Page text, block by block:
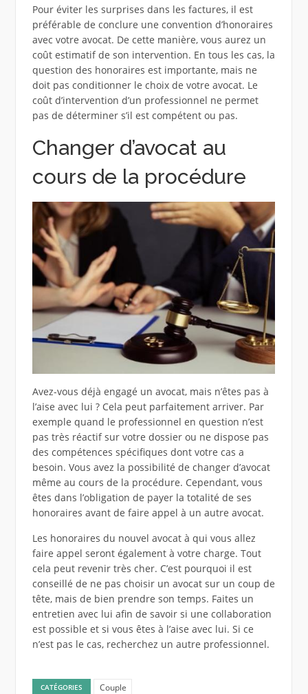
Pour éviter les surprises dans les factures, il est
préférable de conclure une convention d’honoraires
avec votre avocat. De cette manière, vous aurez un
coût estimatif de son intervention. En tous les cas, la
question des honoraires est importante, mais ne
doit pas conditionner le choix de votre avocat. Le
coût d’intervention d’un professionnel ne permet
pas de déterminer s’il est compétent ou pas.
Changer d’avocat au
cours de la procédure
Avez-vous déjà engagé un avocat, mais n’êtes pas à
l’aise avec lui ? Cela peut parfaitement arriver. Par
exemple quand le professionnel en question n’est
pas très réactif sur votre dossier ou ne dispose pas
des compétences spécifiques dont votre cas a
besoin. Vous avez la possibilité de changer d’avocat
même au cours de la procédure. Cependant, vous
êtes dans l’obligation de payer la totalité de ses
honoraires avant de faire appel à un autre avocat.
Les honoraires du nouvel avocat à qui vous allez
faire appel seront également à votre charge. Tout
cela peut revenir très cher. C’est pourquoi il est
conseillé de ne pas choisir un avocat sur un coup de
tête, mais de bien prendre son temps. Faites un
entretien avec lui afin de savoir si une collaboration
est possible et si vous êtes à l’aise avec lui. Si ce
n’est pas le cas, recherchez un autre professionnel.
CATÉGORIES Couple